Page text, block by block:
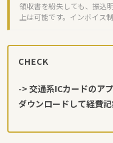
領収書を紛失しても、振込
上は可能です。インボイス
CHECK
-> 交通系ICカードのア
ダウンロードして経費記